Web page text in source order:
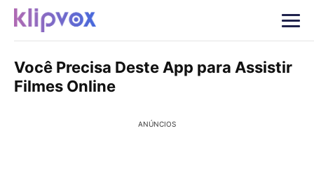
Você Precisa Deste App para Assistir
Filmes Online
ANÚNCIOS